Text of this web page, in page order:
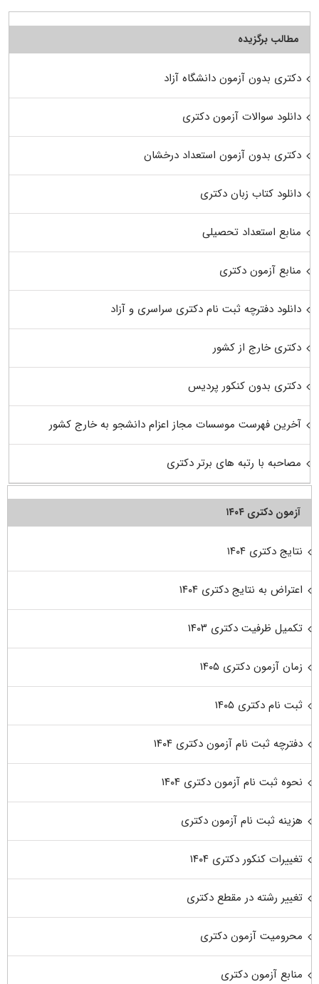
مطالب برگزیده
دکتری بدون آزمون دانشگاه آزاد
دانلود سوالات آزمون دکتری
دکتری بدون آزمون استعداد درخشان
دانلود کتاب زبان دکتری
منابع استعداد تحصیلی
منابع آزمون دکتری
دانلود دفترچه ثبت نام دکتری سراسری و آزاد
دکتری خارج از کشور
دکتری بدون کنکور پردیس
آخرین فهرست موسسات مجاز اعزام دانشجو به خارج کشور
مصاحبه با رتبه های برتر دکتری
آزمون دکتری ۱۴۰۴
نتایج دکتری ۱۴۰۴
اعتراض به نتایج دکتری ۱۴۰۴
تکمیل ظرفیت دکتری ۱۴۰۳
زمان آزمون دکتری ۱۴۰۵
ثبت نام دکتری ۱۴۰۵
دفترچه ثبت نام آزمون دکتری ۱۴۰۴
نحوه ثبت نام آزمون دکتری ۱۴۰۴
هزینه ثبت نام آزمون دکتری
تغییرات کنکور دکتری ۱۴۰۴
تغییر رشته در مقطع دکتری
محرومیت آزمون دکتری
منابع آزمون دکتری